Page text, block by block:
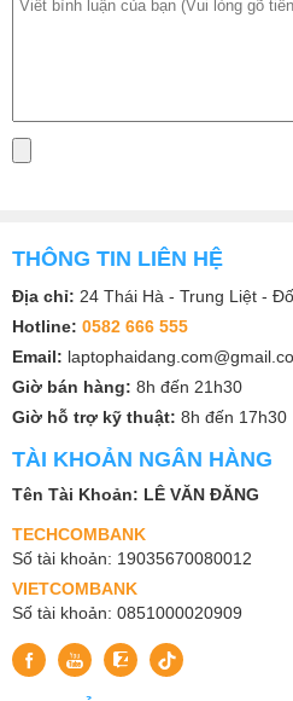
THÔNG TIN LIÊN HỆ
Địa chỉ: 24 Thái Hà - Trung Liệt -
Hotline: 0582 666 555
Email:
Giờ bán hàng: 8h đến 21h30
Giờ hỗ trợ kỹ thuật: 8h đến 17h30
TÀI KHOẢN NGÂN HÀNG
Tên Tài Khoản: LÊ VĂN ĐĂNG
TECHCOMBANK
Số tài khoản: 19035670080012
VIETCOMBANK
Số tài khoản: 0851000020909